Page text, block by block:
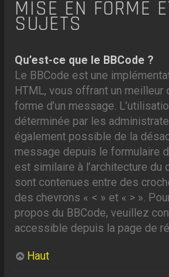
MISE EN FORME
SUJETS
Qu’est-ce que le BBCode ?
Le BBCode est une
HTML, vous offrant un meilleur
forme d’un message.
déterminée par les
également possible de la
message depuis le formulaire
est similaire à l’architecture
sont contenues entre des
des chevrons « < » et « > ».
propos du BBCode, veuillez
accessible depuis la page de
Haut